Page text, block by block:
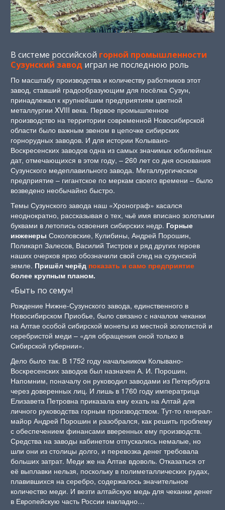
В системе российской горной промышленности
Сузунский завод играл не последнюю роль
По масштабу производства и количеству работников этот
завод, ставший градообразующим для посёлка Сузун,
принадлежал к крупнейшим предприятиям цветной
металлургии XVIII века. Первое промышленное
производство на территории современной Новосибирской
области было важным звеном в цепочке сибирских
горнорудных заводов. И для истории Колывано-
Воскресенских заводов одна из самых значимых юбилейных
дат, отмечающихся в этом году, – 260 лет со дня основания
Сузунского медеплавильного завода. Металлургическое
предприятие – гигантское по меркам своего времени – было
возведено необычайно быстро.
Темы Сузунского завода наш «Хронограф» касался
неоднократно, рассказывая о тех, чьё имя вписано золотыми
буквами в летопись освоения сибирских недр. Горные
инженеры Соколовские, Кулибины, Андрей Порошин,
Поликарп Залесов, Василий Тистров и ряд других героев
наших очерков ярко обозначили свой след на сузунской
земле. Пришёл черёд показать и само предприятие
более крупным планом.
«Быть по сему»!
Рождение Нижне-Сузунского завода, единственного в
Новосибирском Приобье, было связано с началом чеканки
на Алтае особой сибирской монеты из местной золотистой и
серебристой меди – «для обращения оной только в
Сибирской губернии».
Дело было так. В 1752 году начальником Колывано-
Воскресенских заводов был назначен А. И. Порошин.
Напомним, поначалу он руководил заводами из Петербурга
через доверенных лиц. И лишь в 1760 году императрица
Елизавета Петровна приказала ему ехать на Алтай для
личного руководства горным производством. Тут-то генерал-
майор Андрей Порошин и разобрался, как решить проблему
с обеспечением финансами вверенных ему производств.
Средства на заводы кабинетом отпускались немалые, но
шли они из столицы долго, и перевозка денег требовала
больших затрат. Меди же на Алтае вдоволь. Отказаться от
её выплавки нельзя, поскольку в полиметаллических рудах,
плавившихся на серебро, содержалось значительное
количество меди. И везти алтайскую медь для чеканки денег
в Европейскую часть России накладно…